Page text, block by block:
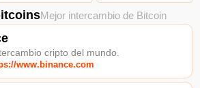
Mejor intercambio de Bitcoin
cripto del mundo.
www.binance.com